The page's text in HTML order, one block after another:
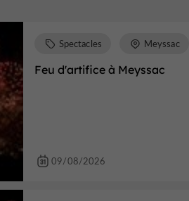
Feu d'artifice à Meyssac
Spectacles Meyssac
09/08/2026